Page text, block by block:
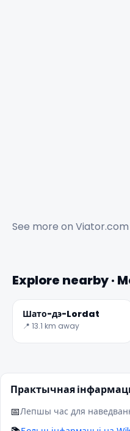
See more on Viator.com
Explore nearby ·
Шато-дэ-Lordat
📍 13.1 km away
Практычная
📅Лепшы час для